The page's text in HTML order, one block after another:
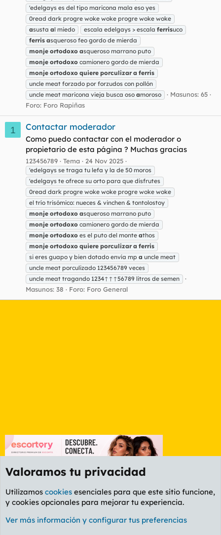
'edelgays es del tipo maricona mala eso yes
0read dark progre woke woke progre woke woke
asusta al miedo escala edelgays > escala ferrisuco
ferris asqueroso feo gordo de mierda
monje ortodoxo asqueroso marrano puto
monje ortodoxo camionero gordo de mierda
monje ortodoxo quiere porculizar a ferris
uncle meat forzado por forzudos con pollón
uncle meat maricona vieja busca oso amoroso
Masunos: 65
Foro: Foro Rapiñas
1 Contactar moderador
Como puedo contactar con el moderador o
propietario de esta página ? Muchas gracias
123456789 Tema 24 Nov 2025
'edelgays se traga tu lefa y la de 50 moros
'edelgays te ofrece su orto para que disfrutes
0read dark progre woke woke progre woke woke
el trío trisómico: nueces & vinchen & tontolostoy
monje ortodoxo asqueroso marrano puto
monje ortodoxo camionero gordo de mierda
monje ortodoxo es el puto del monte athos
monje ortodoxo quiere porculizar a ferris
si eres guapo y bien dotado envía mp a uncle meat
uncle meat porculizado 123456789 veces
uncle meat tragando 1234↑↑↑56789 litros de semen
Masunos: 38 Foro: Foro General
Etiquetas
Cookies
PL OLDSTYLE AMARILLO
Valoramos tu privacidad
Utilizamos cookies esenciales para que este sitio funcione,
y cookies opcionales para mejorar tu experiencia.
Ver más información y configurar tus preferencias